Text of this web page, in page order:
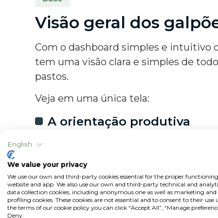
Visão geral dos
Com o dashboard simples e intuitivo
tem uma visão clara e simples de
pastos.
Veja em uma única tela:
A orientação produtiva
e eficiência
A composição do galpão
As últimas atividades
English
We value your privacy
We use our own and third-party cookies essential for the proper
website and app. We also use our own and third-party technical and
data collection cookies, including anonymous one as well as marketing and
profiling cookies. These cookies are not essential and to consent to their use
the terms of our cookie policy you can click “Accept All”, “Manage
Deny.